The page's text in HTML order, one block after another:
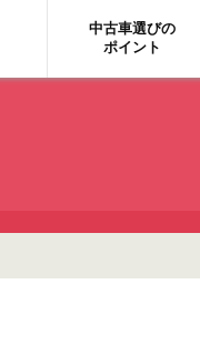
中古車選びの
ポイント